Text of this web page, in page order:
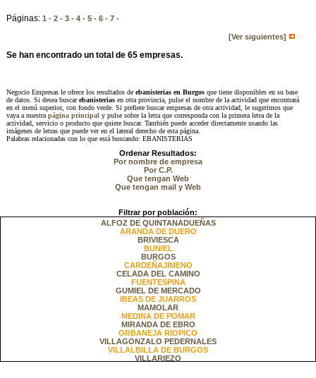
Páginas: 1 - 2 - 3 - 4 - 5 - 6 - 7 -
[Ver siguientes]
Se han encontrado un total de 65 empresas.
Negocio Empresas le ofrece los resultados de ebanisterias en Burgosque tiene disponibles en su base
de datos. Si desea buscarebanisteriasen otra provincia, pulse el nombre de la actividad que encontrará
en el menú superior, con fondo verde. Si prefiere buscar empresas de otra actividad, le sugerimos que
vaya a nuestra página principal y pulse sobre la letra que corresponda con la primera letra de la
actividad, servicio o producto que quiere buscar. También puede acceder directamente usando las
imágenes de letras que puede ver en el lateral derecho de esta página.
Palabras relacionadas con lo que está buscando: EBANISTERIAS
Ordenar Resultados:
Por nombre de empresa
Por C.P.
Que tengan Web
Que tengan mail y Web
Filtrar por población:
ALFOZ DE QUINTANADUEÑAS
ARANDA DE DUERO
BRIVIESCA
BUNIEL
BURGOS
CARDEÑAJIMENO
CELADA DEL CAMINO
FUENTESPINA
GUMIEL DE MERCADO
IBEAS DE JUARROS
MAMOLAR
MEDINA DE POMAR
MIRANDA DE EBRO
ORBANEJA RIOPICO
VILLAGONZALO PEDERNALES
VILLALBILLA DE BURGOS
VILLARIEZO